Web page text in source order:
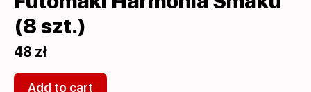
(8 szt.)
48 zł
Add to cart